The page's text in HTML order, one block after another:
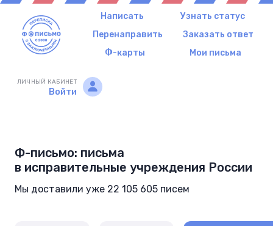
Написать
Узнать статус
Перенаправить
Заказать ответ
Ф-карты
Мои письма
ЛИЧНЫЙ КАБИНЕТ
Войти
Ф-письмо: письма
в исправительные учреждения России
Мы доставили уже 22 105 605 писем